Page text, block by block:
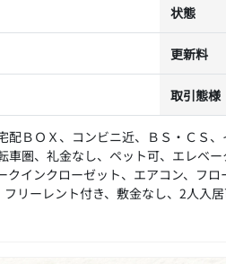
状態
更新料
取引態様
配ＢＯＸ、コンビニ近、ＢＳ・ＣＳ
車圏、礼金なし、ペット可、エレベ
クインクローゼット、エアコン、フ
リーレント付き、敷金なし、2人入